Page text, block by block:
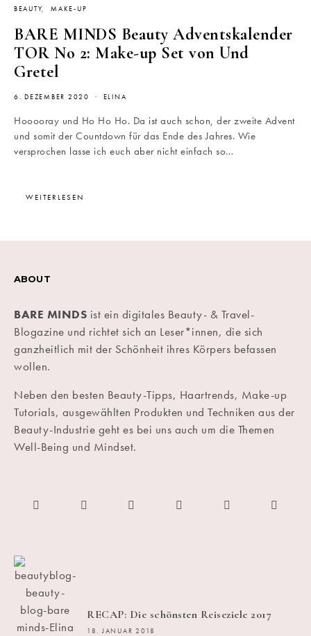
BEAUTY MAKE-UP
BARE MINDS Beauty Adventskalender
TOR No 2: Make-up Set von Und
Gretel
6. DEZEMBER 2020 ELINA
Hooooray und Ho Ho Ho. Da ist auch schon, der zweite Advent
und somit der Countdown für das Ende des Jahres. Wie
versprochen lasse ich euch aber nicht einfach so…
WEITERLESEN
ABOUT
BARE MINDS ist ein digitales Beauty- & Travel-
Blogazine und richtet sich an Leser*innen, die sich
ganzheitlich mit der Schönheit ihres Körpers befassen
wollen.
Neben den besten Beauty-Tipps, Haartrends, Make-up
Tutorials, ausgewählten Produkten und Techniken aus der
Beauty-Industrie geht es bei uns auch um die Themen
Well-Being und Mindset.
RECAP: Die schönsten Reiseziele 2017
18. JANUAR 2018